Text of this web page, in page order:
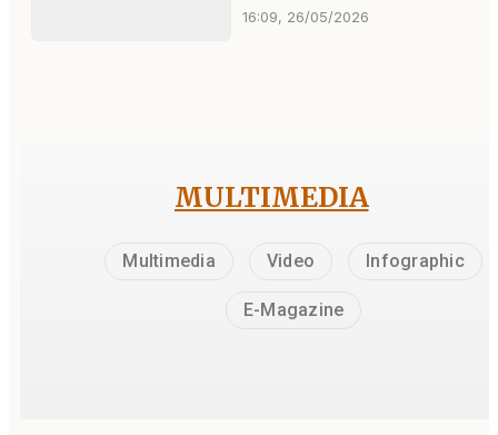
16:09, 26/05/2026
MULTIMEDIA
Multimedia Video Infographic
E-Magazine